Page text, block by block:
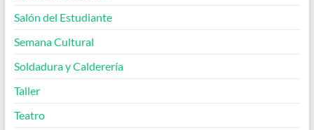
Salón del Estudiante
Semana Cultural
Soldadura y Calderería
Taller
Teatro